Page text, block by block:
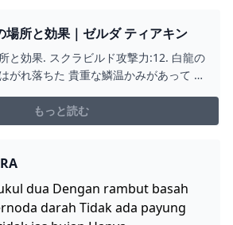
場所と効果｜ゼルダ ティアキン
と効果. スクラビルド攻撃力:12. 白龍の
がれ落ちた 貴重な鱗温かみがあって 懐
もっと読む
dua Dengan rambut basah
darah Tidak ada payung